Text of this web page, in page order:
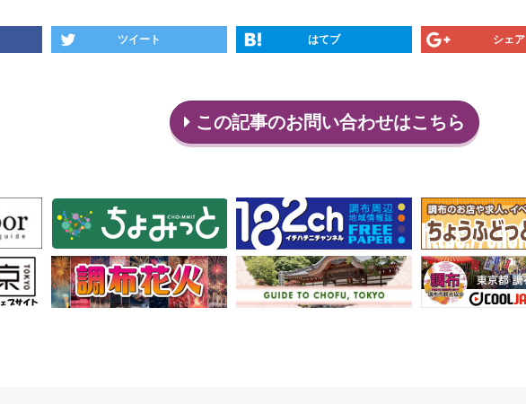
ツイート はてブ シェア
この記事のお問い合わせはこちら